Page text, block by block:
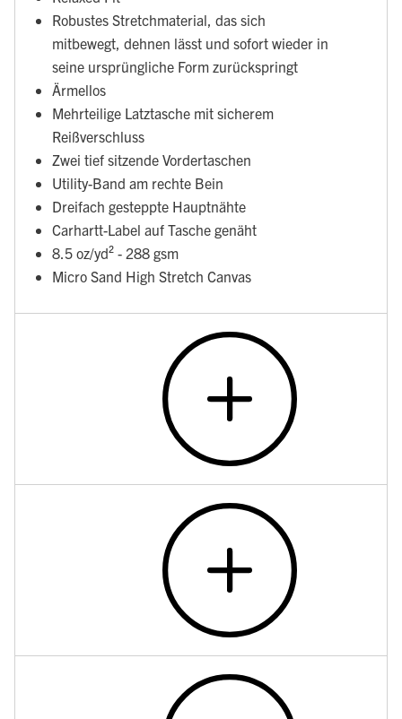
Robustes Stretchmaterial, das sich
mitbewegt, dehnen lässt und sofort wieder in
seine ursprüngliche Form zurückspringt
Ärmellos
Mehrteilige Latztasche mit sicherem
Reißverschluss
Zwei tief sitzende Vordertaschen
Utility-Band am rechte Bein
Dreifach gesteppte Hauptnähte
Carhartt-Label auf Tasche genäht
8.5 oz/yd² - 288 gsm
Micro Sand High Stretch Canvas